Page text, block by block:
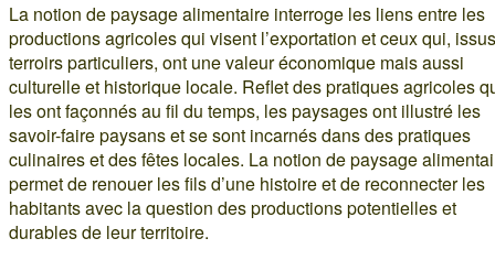
La notion de paysage alimentaire interroge les liens entre les
productions agricoles qui visent l’exportation et ceux qui,
terroirs particuliers, ont une valeur économique mais aussi
culturelle et historique locale. Reflet des pratiques agricoles
les ont façonnés au fil du temps, les paysages ont illustré les
savoir-faire paysans et se sont incarnés dans des pratiques
culinaires et des fêtes locales. La notion de paysage
permet de renouer les fils d’une histoire et de reconnecter les
habitants avec la question des productions potentielles et
durables de leur territoire.